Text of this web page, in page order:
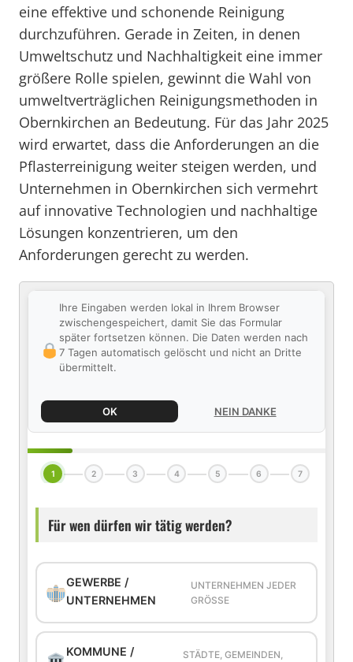
eine effektive und schonende Reinigung
durchzuführen. Gerade in Zeiten, in denen
Umweltschutz und Nachhaltigkeit eine immer
größere Rolle spielen, gewinnt die Wahl von
umweltverträglichen Reinigungsmethoden in
Obernkirchen an Bedeutung. Für das Jahr 2025
wird erwartet, dass die Anforderungen an die
Pflasterreinigung weiter steigen werden, und
Unternehmen in Obernkirchen sich vermehrt
auf innovative Technologien und nachhaltige
Lösungen konzentrieren, um den
Anforderungen gerecht zu werden.
Ihre Eingaben werden lokal in Ihrem Browser
zwischengespeichert, damit Sie das Formular
später fortsetzen können. Die Daten werden nach
7 Tagen automatisch gelöscht und nicht an Dritte
übermittelt.
OK NEIN DANKE
1 2 3 4 5 6 7
Für wen dürfen wir tätig werden?
GEWERBE /
UNTERNEHMEN
UNTERNEHMEN JEDER
GRÖSSE
KOMMUNE /
STÄDTE, GEMEINDEN,